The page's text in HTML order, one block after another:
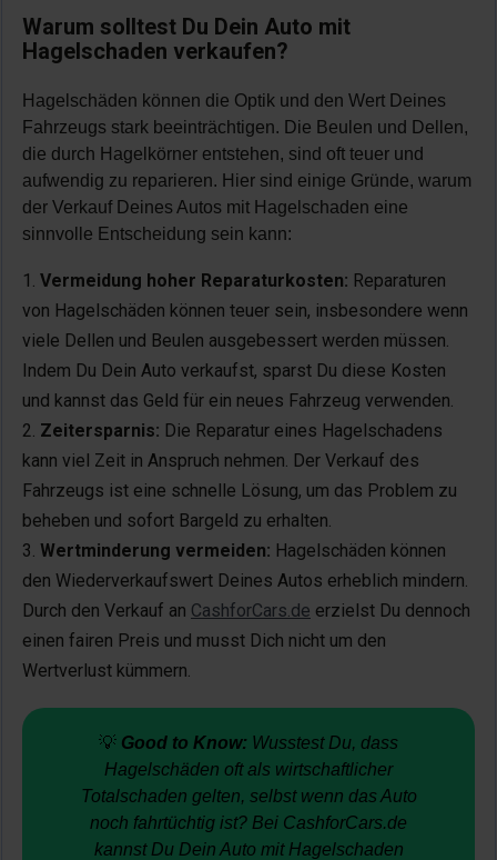
Warum solltest Du Dein Auto mit
Hagelschaden verkaufen?
Hagelschäden können die Optik und den Wert Deines
Fahrzeugs stark beeinträchtigen. Die Beulen und Dellen,
die durch Hagelkörner entstehen, sind oft teuer und
aufwendig zu reparieren. Hier sind einige Gründe, warum
der Verkauf Deines Autos mit Hagelschaden eine
sinnvolle Entscheidung sein kann:
Vermeidung hoher Reparaturkosten: Reparaturen
von Hagelschäden können teuer sein, insbesondere wenn
viele Dellen und Beulen ausgebessert werden müssen.
Indem Du Dein Auto verkaufst, sparst Du diese Kosten
und kannst das Geld für ein neues Fahrzeug verwenden.
Zeitersparnis: Die Reparatur eines Hagelschadens
kann viel Zeit in Anspruch nehmen. Der Verkauf des
Fahrzeugs ist eine schnelle Lösung, um das Problem zu
beheben und sofort Bargeld zu erhalten.
Wertminderung vermeiden: Hagelschäden können
den Wiederverkaufswert Deines Autos erheblich mindern.
Durch den Verkauf an CashforCars.de erzielst Du dennoch
einen fairen Preis und musst Dich nicht um den
Wertverlust kümmern.
💡 Good to Know: Wusstest Du, dass
Hagelschäden oft als wirtschaftlicher
Totalschaden gelten, selbst wenn das Auto
noch fahrtüchtig ist? Bei CashforCars.de
kannst Du Dein Auto mit Hagelschaden